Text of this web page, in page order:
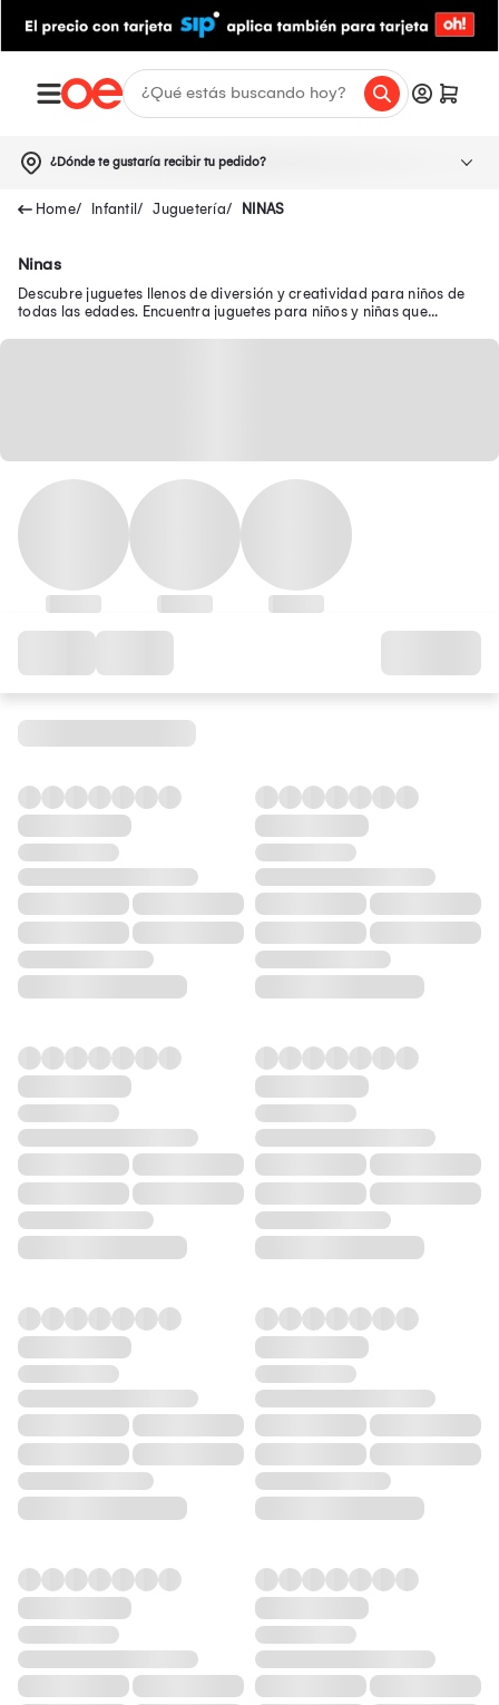
¿Dónde te gustaría recibir tu pedido?
Infantil Juguetería NINAS
Ninas
Descubre juguetes llenos de diversión y creatividad para niños de
todas las edades. Encuentra juguetes para niños y niñas que